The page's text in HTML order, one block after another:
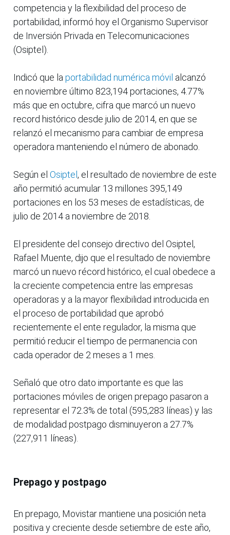
competencia y la flexibilidad del proceso de
portabilidad, informó hoy el Organismo Supervisor
de Inversión Privada en Telecomunicaciones
(Osiptel).
Indicó que la portabilidad numérica móvil alcanzó
en noviembre último 823,194 portaciones, 4.77%
más que en octubre, cifra que marcó un nuevo
record histórico desde julio de 2014, en que se
relanzó el mecanismo para cambiar de empresa
operadora manteniendo el número de abonado.
Según el Osiptel , el resultado de noviembre de este
año permitió acumular 13 millones 395,149
portaciones en los 53 meses de estadísticas, de
julio de 2014 a noviembre de 2018.
El presidente del consejo directivo del Osiptel,
Rafael Muente, dijo que el resultado de noviembre
marcó un nuevo récord histórico, el cual obedece a
la creciente competencia entre las empresas
operadoras y a la mayor flexibilidad introducida en
el proceso de portabilidad que aprobó
recientemente el ente regulador, la misma que
permitió reducir el tiempo de permanencia con
cada operador de 2 meses a 1 mes.
Señaló que otro dato importante es que las
portaciones móviles de origen prepago pasaron a
representar el 72.3% de total (595,283 líneas) y las
de modalidad postpago disminuyeron a 27.7%
(227,911 líneas).
Prepago y postpago
En prepago, Movistar mantiene una posición neta
positiva y creciente desde setiembre de este año,